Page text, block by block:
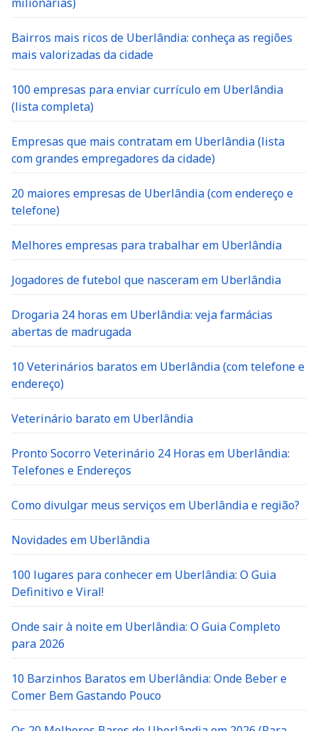
Bairros mais ricos de Uberlândia: conheça as regiões
mais valorizadas da cidade
100 empresas para enviar currículo em Uberlândia
(lista completa)
Empresas que mais contratam em Uberlândia (lista
com grandes empregadores da cidade)
20 maiores empresas de Uberlândia (com endereço e
telefone)
Melhores empresas para trabalhar em Uberlândia
Jogadores de futebol que nasceram em Uberlândia
Drogaria 24 horas em Uberlândia: veja farmácias
abertas de madrugada
10 Veterinários baratos em Uberlândia (com telefone e
endereço)
Veterinário barato em Uberlândia
Pronto Socorro Veterinário 24 Horas em Uberlândia:
Telefones e Endereços
Como divulgar meus serviços em Uberlândia e região?
Novidades em Uberlândia
100 lugares para conhecer em Uberlândia: O Guia
Definitivo e Viral!
Onde sair à noite em Uberlândia: O Guia Completo
para 2026
10 Barzinhos Baratos em Uberlândia: Onde Beber e
Comer Bem Gastando Pouco
Os 20 Melhores Bares de Uberlândia em 2026 (Para